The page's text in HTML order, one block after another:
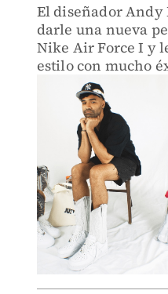
El diseñador
darle una nueva
Nike Air Force I y
estilo con mucho